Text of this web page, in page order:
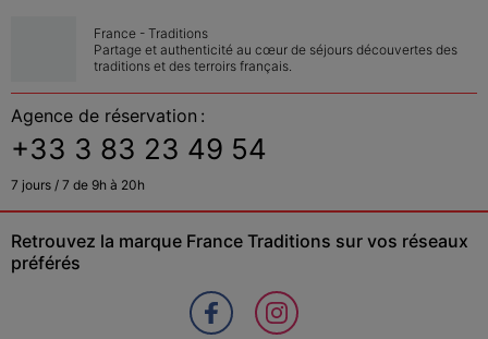
France - Traditions
Partage et authenticité au cœur de séjours découvertes des
traditions et des terroirs français.
Agence de réservation :
+33 3 83 23 49 54
7 jours / 7 de 9h à 20h
Retrouvez la marque France Traditions sur vos réseaux
préférés